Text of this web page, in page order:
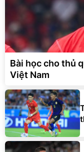
Bài học cho thủ
Việt Nam